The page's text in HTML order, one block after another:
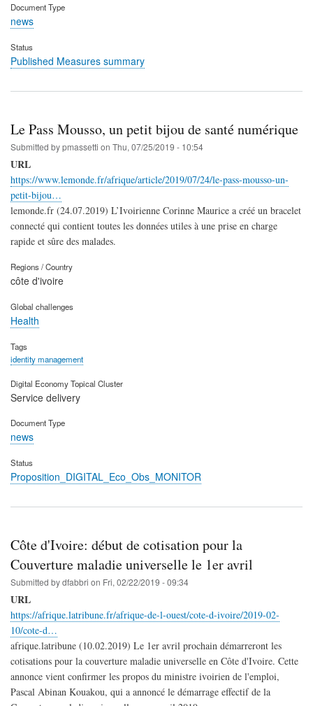
Document Type
news
Status
Published Measures summary
Le Pass Mousso, un petit bijou de santé numérique
Submitted bypmassetti on Thu, 07/25/2019 - 10:54
URL
https://www.lemonde.fr/afrique/article/2019/07/24/le-pass-mousso-un-
petit-bijou…
lemonde.fr (24.07.2019) L’Ivoirienne Corinne Maurice a créé un bracelet
connecté qui contient toutes les données utiles à une prise en charge
rapide et sûre des malades.
Regions / Country
côte d'ivoire
Global challenges
Health
Tags
identity management
Digital Economy Topical Cluster
Service delivery
Document Type
news
Status
Proposition_DIGITAL_Eco_Obs_MONITOR
Côte d'Ivoire: début de cotisation pour la
Couverture maladie universelle le 1er avril
Submitted bydfabbri on Fri, 02/22/2019 - 09:34
URL
https://afrique.latribune.fr/afrique-de-l-ouest/cote-d-ivoire/2019-02-
10/cote-d…
afrique.latribune (10.02.2019) Le 1er avril prochain démarreront les
cotisations pour la couverture maladie universelle en Côte d'Ivoire. Cette
annonce vient confirmer les propos du ministre ivoirien de l'emploi,
Pascal Abinan Kouakou, qui a annoncé le démarrage effectif de la